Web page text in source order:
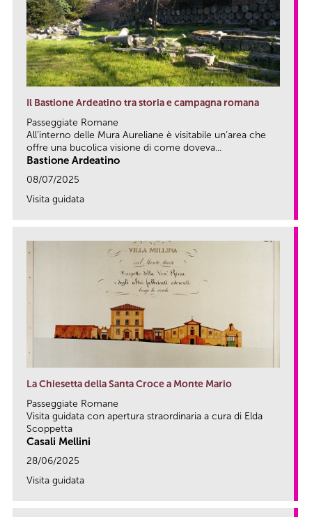
Il Bastione Ardeatino tra storia e campagna romana
Passeggiate Romane
All’interno delle Mura Aureliane è visitabile un’area che
offre una bucolica visione di come doveva...
Bastione Ardeatino
08/07/2025
Visita guidata
La Chiesetta della Santa Croce a Monte Mario
Passeggiate Romane
Visita guidata con apertura straordinaria a cura di Elda
Scoppetta
Casali Mellini
28/06/2025
Visita guidata